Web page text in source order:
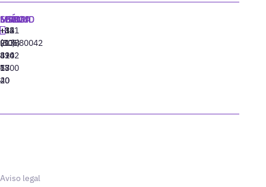
MADRID
+34
91
310
77
40
MIAMI
+1
(305)
424
13
20
SEÚL
+82
(10)
8942
6800
LISBOA
‪+351
213880042
Aviso legal